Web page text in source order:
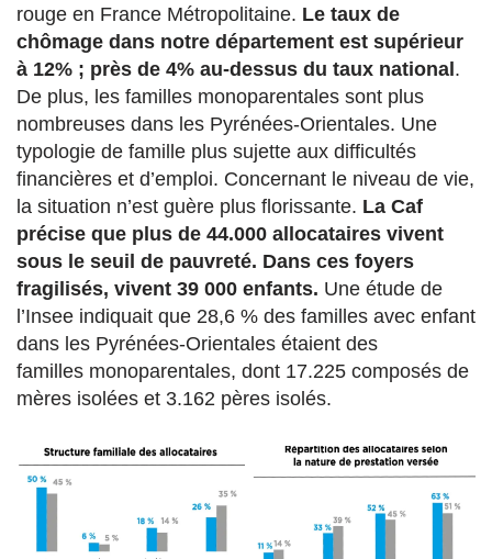
rouge en France Métropolitaine. Le taux de
chômage dans notre département est supérieur
à 12% ; près de 4% au-dessus du taux national .
De plus, les familles monoparentales sont plus
nombreuses dans les Pyrénées-Orientales. Une
typologie de famille plus sujette aux difficultés
financières et d’emploi. Concernant le niveau de vie,
la situation n’est guère plus florissante. La Caf
précise que plus de 44.000 allocataires vivent
sous le seuil de pauvreté. Dans ces foyers
fragilisés, vivent 39 000 enfants. Une étude de
l’Insee indiquait que 28,6 % des familles avec enfant
dans les Pyrénées-Orientales étaient des
familles monoparentales, dont 17.225 composés de
mères isolées et 3.162 pères isolés.